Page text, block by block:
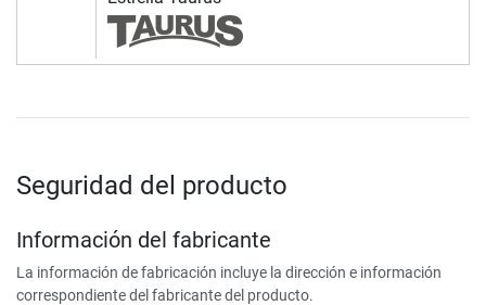
Seguridad del producto
Información del fabricante
La información de fabricación incluye la dirección e información
correspondiente del fabricante del producto.